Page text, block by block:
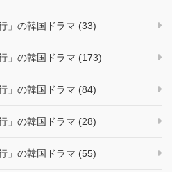
」の韓国ドラマ (33)
」の韓国ドラマ (173)
」の韓国ドラマ (84)
」の韓国ドラマ (28)
」の韓国ドラマ (55)